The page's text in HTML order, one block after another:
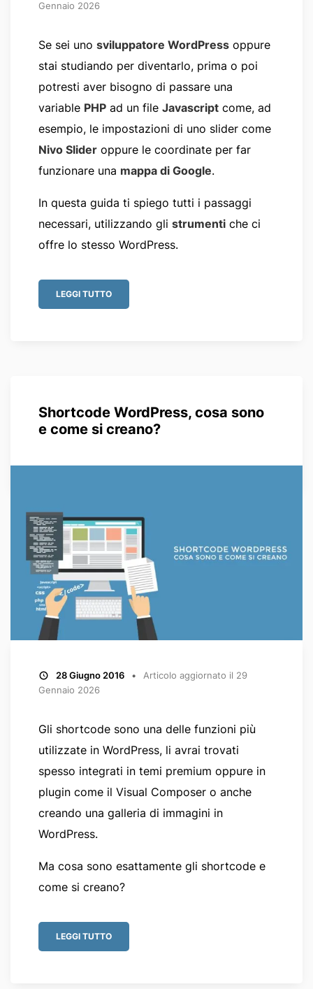
Gennaio 2026
Se sei uno sviluppatore WordPress oppure
stai studiando per diventarlo, prima o poi
potresti aver bisogno di passare una
variable PHP ad un file Javascript come, ad
esempio, le impostazioni di uno slider come
Nivo Slider oppure le coordinate per far
funzionare una mappa di Google.
In questa guida ti spiego tutti i passaggi
necessari, utilizzando gli strumenti che ci
offre lo stesso WordPress.
LEGGI TUTTO
Shortcode WordPress, cosa sono
e come si creano?
28 Giugno 2016 Articolo aggiornato il 29
Gennaio 2026
Gli shortcode sono una delle funzioni più
utilizzate in WordPress, li avrai trovati
spesso integrati in temi premium oppure in
plugin come il Visual Composer o anche
creando una galleria di immagini in
WordPress.
Ma cosa sono esattamente gli shortcode e
come si creano?
LEGGI TUTTO